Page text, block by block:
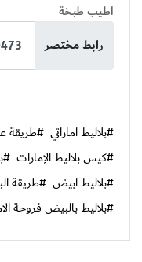
اطيب طبخة
رابط مختصر
#بلاليط اماراتي #طريقة
#كيس بلاليط الإمارات
#بلاليط ابيض #طريقة
#بلاليط بالبيض فروحة